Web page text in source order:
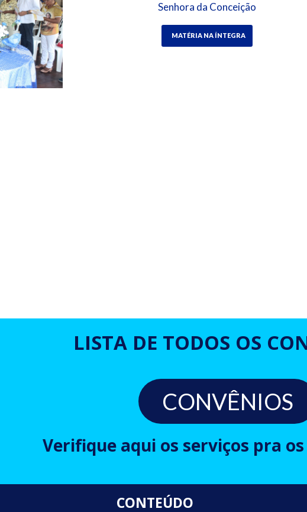
Senhora da Conceição
MATÉRIA NA ÍNTEGRA
LISTA DE TODOS OS
CONVÊNIOS
Verifique aqui os serviços pra
CONTEÚDO